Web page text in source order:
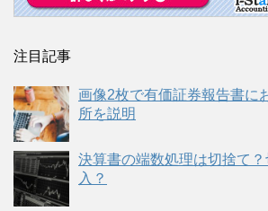
注目記事
画像2枚で有価証券報告書に
所を説明
決算書の端数処理は切捨て
入？